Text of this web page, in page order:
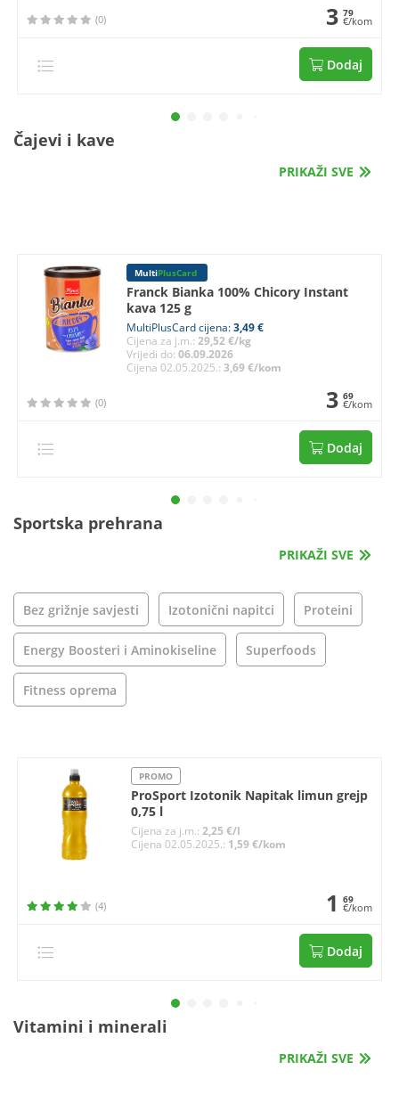
(0) 3 79
€/kom
Dodaj
Čajevi i kave
PRIKAŽI SVE
MultiPlusCard
Franck Bianka 100% Chicory Instant
kava 125 g
MultiPlusCard cijena:3,49 €
Cijena za j.m.: 29,52 €/kg
Vrijedi do: 06.09.2026
Cijena 02.05.2025.: 3,69 €/kom
(0) 3 69
€/kom
Dodaj
Sportska prehrana
PRIKAŽI SVE
Bez grižnje savjesti Izotonični napitci Proteini
Energy Boosteri i Aminokiseline Superfoods
Fitness oprema
PROMO
ProSport Izotonik Napitak limun grejp
0,75 l
Cijena za j.m.: 2,25 €/l
Cijena 02.05.2025.: 1,59 €/kom
(4) 1 69
€/kom
Dodaj
Vitamini i minerali
PRIKAŽI SVE